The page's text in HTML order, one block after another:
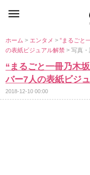
ホーム> エンタメ>“まるごと
の表紙ビジュアル解禁> 写真・
“まるごと一冊乃木
バー7人の表紙ビジ
2018-12-10 00:00